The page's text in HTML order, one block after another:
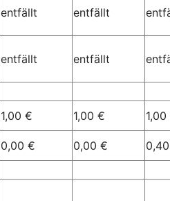
entfällt entfällt
entfällt entfällt
1,00 € 1,00 €
0,00 € 0,00 €